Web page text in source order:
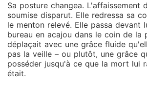
Sa posture changea. L'affaissement
soumise disparut. Elle redressa sa
le menton relevé. Elle passa devant
bureau en acajou dans le coin de la
déplaçait avec une grâce fluide
pas la veille – ou plutôt, une grâce
posséder jusqu'à ce que la mort lui
était.